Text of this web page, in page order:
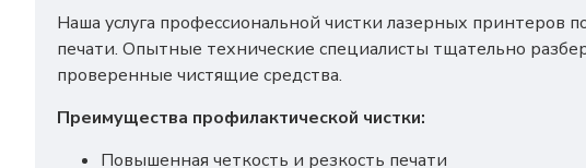
Наша услуга профессиональной чистки лазерных принтеров
печати. Опытные технические специалисты тщательно
проверенные чистящие средства.
Преимущества профилактической чистки:
Повышенная четкость и резкость печати